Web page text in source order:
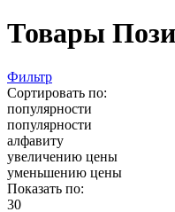
Товары
Фильтр
Сортировать по:
популярности
популярности
алфавиту
увеличению цены
уменьшению цены
Показать по:
30